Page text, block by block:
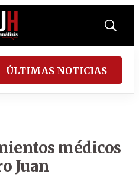
Mostrar
ÚLTIMAS NOTICIAS
médicos
Juan